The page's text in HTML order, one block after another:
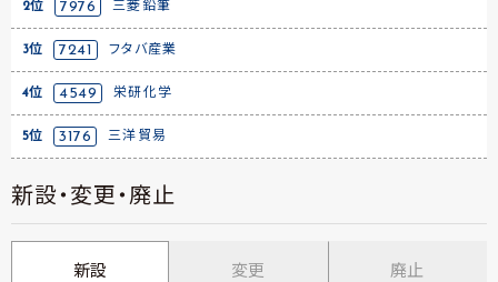
2位 7976 三菱鉛筆
3位 7241 フタバ産業
4位 4549 栄研化学
5位 3176 三洋貿易
新設・変更・廃止
新設 変更 廃止